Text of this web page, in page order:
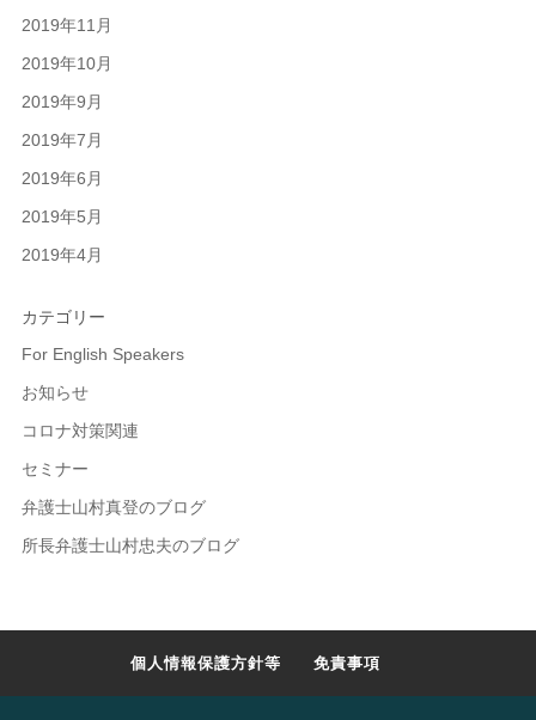
2019年11月
2019年10月
2019年9月
2019年7月
2019年6月
2019年5月
2019年4月
カテゴリー
For English Speakers
お知らせ
コロナ対策関連
セミナー
弁護士山村真登のブログ
所長弁護士山村忠夫のブログ
個人情報保護方針等 免責事項